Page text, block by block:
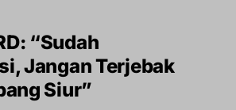
“Sudah
Jangan Terjebak
Siur”